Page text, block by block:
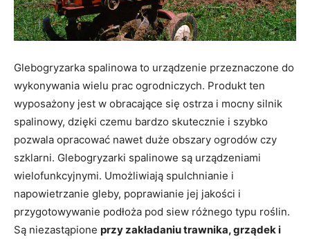
Glebogryzarka spalinowa to urządzenie przeznaczone do
wykonywania wielu prac ogrodniczych. Produkt ten
wyposażony jest w obracające się ostrza i mocny silnik
spalinowy, dzięki czemu bardzo skutecznie i szybko
pozwala opracować nawet duże obszary ogrodów czy
szklarni. Glebogryzarki spalinowe są urządzeniami
wielofunkcyjnymi. Umożliwiają spulchnianie i
napowietrzanie gleby, poprawianie jej jakości i
przygotowywanie podłoża pod siew różnego typu roślin.
Są niezastąpione przy zakładaniu trawnika, grządek i